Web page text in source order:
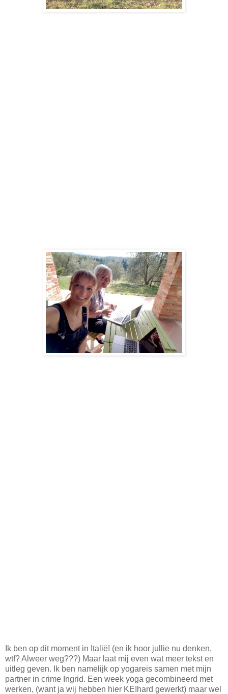
Ik ben op dit moment in Italië! (en ik hoor jullie nu denken,
wtf? Alweer weg???) Maar laat mij even wat meer tekst en
uitleg geven. Ik ben namelijk op yogareis samen met mijn
partner in crime Ingrid. Een week yoga gecombineerd met
werken, (want ja wij hebben hier KEIhard gewerkt) maar wel